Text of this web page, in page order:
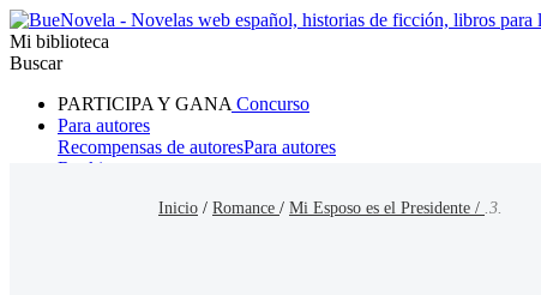
Mi biblioteca
Buscar
PARTICIPA Y GANA Concurso
Para autores
Recompensas de autoresPara autores
Ranking
Inicio / Romance / Mi Esposo es el Presidente / .3.